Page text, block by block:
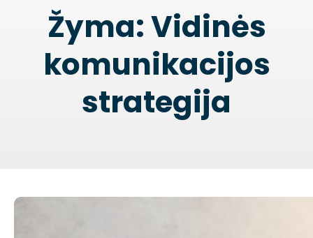
Žyma:Vidinės
komunikacijos
strategija